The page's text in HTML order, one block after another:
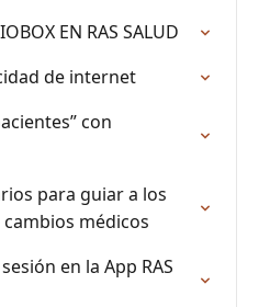
EN RAS SALUD
de internet
con
para guiar a los
médicos
en la App RAS